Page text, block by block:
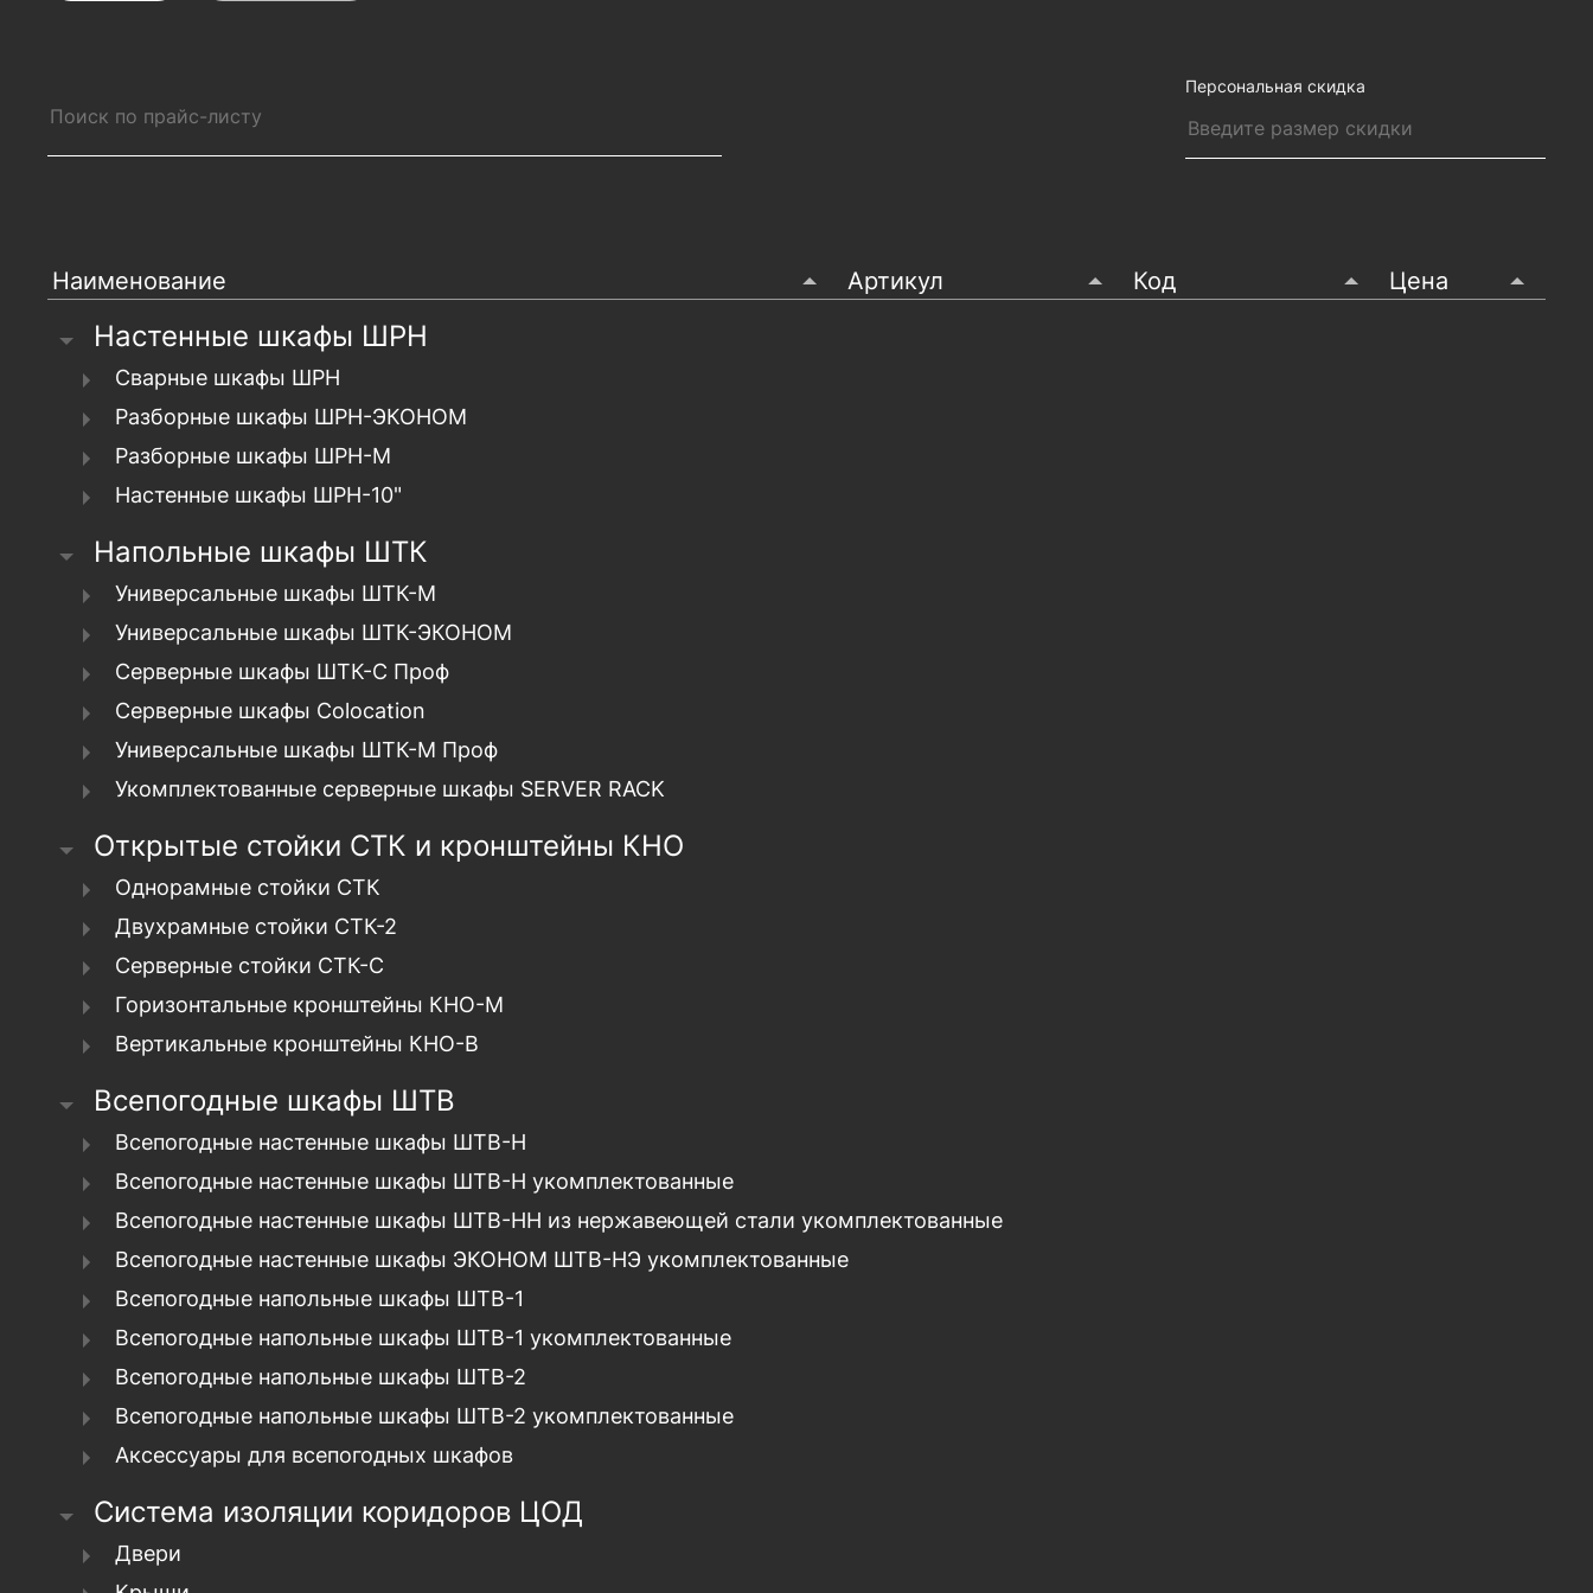
Персональная скидка
Наименование Артикул Код Цена
Настенные шкафы ШРН
Сварные шкафы ШРН
Разборные шкафы ШРН-ЭКОНОМ
Разборные шкафы ШРН-М
Настенные шкафы ШРН-10"
Напольные шкафы ШТК
Универсальные шкафы ШТК-М
Универсальные шкафы ШТК-ЭКОНОМ
Серверные шкафы ШТК-С Проф
Серверные шкафы Сolocation
Универсальные шкафы ШТК-М Проф
Укомплектованные серверные шкафы SERVER RACK
Открытые стойки СТК и кронштейны КНО
Однорамные стойки СТК
Двухрамные стойки СТК-2
Серверные стойки СТК-С
Горизонтальные кронштейны КНО-М
Вертикальные кронштейны КНО-В
Всепогодные шкафы ШТВ
Всепогодные настенные шкафы ШТВ-Н
Всепогодные настенные шкафы ШТВ-Н укомплектованные
Всепогодные настенные шкафы ШТВ-НН из нержавеющей стали укомплектованные
Всепогодные настенные шкафы ЭКОНОМ ШТВ-НЭ укомплектованные
Всепогодные напольные шкафы ШТВ-1
Всепогодные напольные шкафы ШТВ-1 укомплектованные
Всепогодные напольные шкафы ШТВ-2
Всепогодные напольные шкафы ШТВ-2 укомплектованные
Аксессуары для всепогодных шкафов
Система изоляции коридоров ЦОД
Двери